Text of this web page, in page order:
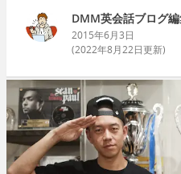
DMM英会話ブログ
2015年6月3日
(2022年8月22日更新)